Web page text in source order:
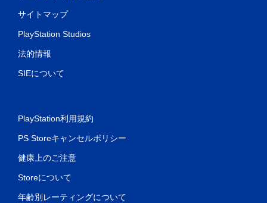
サイトマップ
PlayStation Studios
法的情報
SIEについて
PlayStation利用規約
PS Storeキャンセルポリシー
健康上のご注意
Storeについて
年齢別レーティングについて